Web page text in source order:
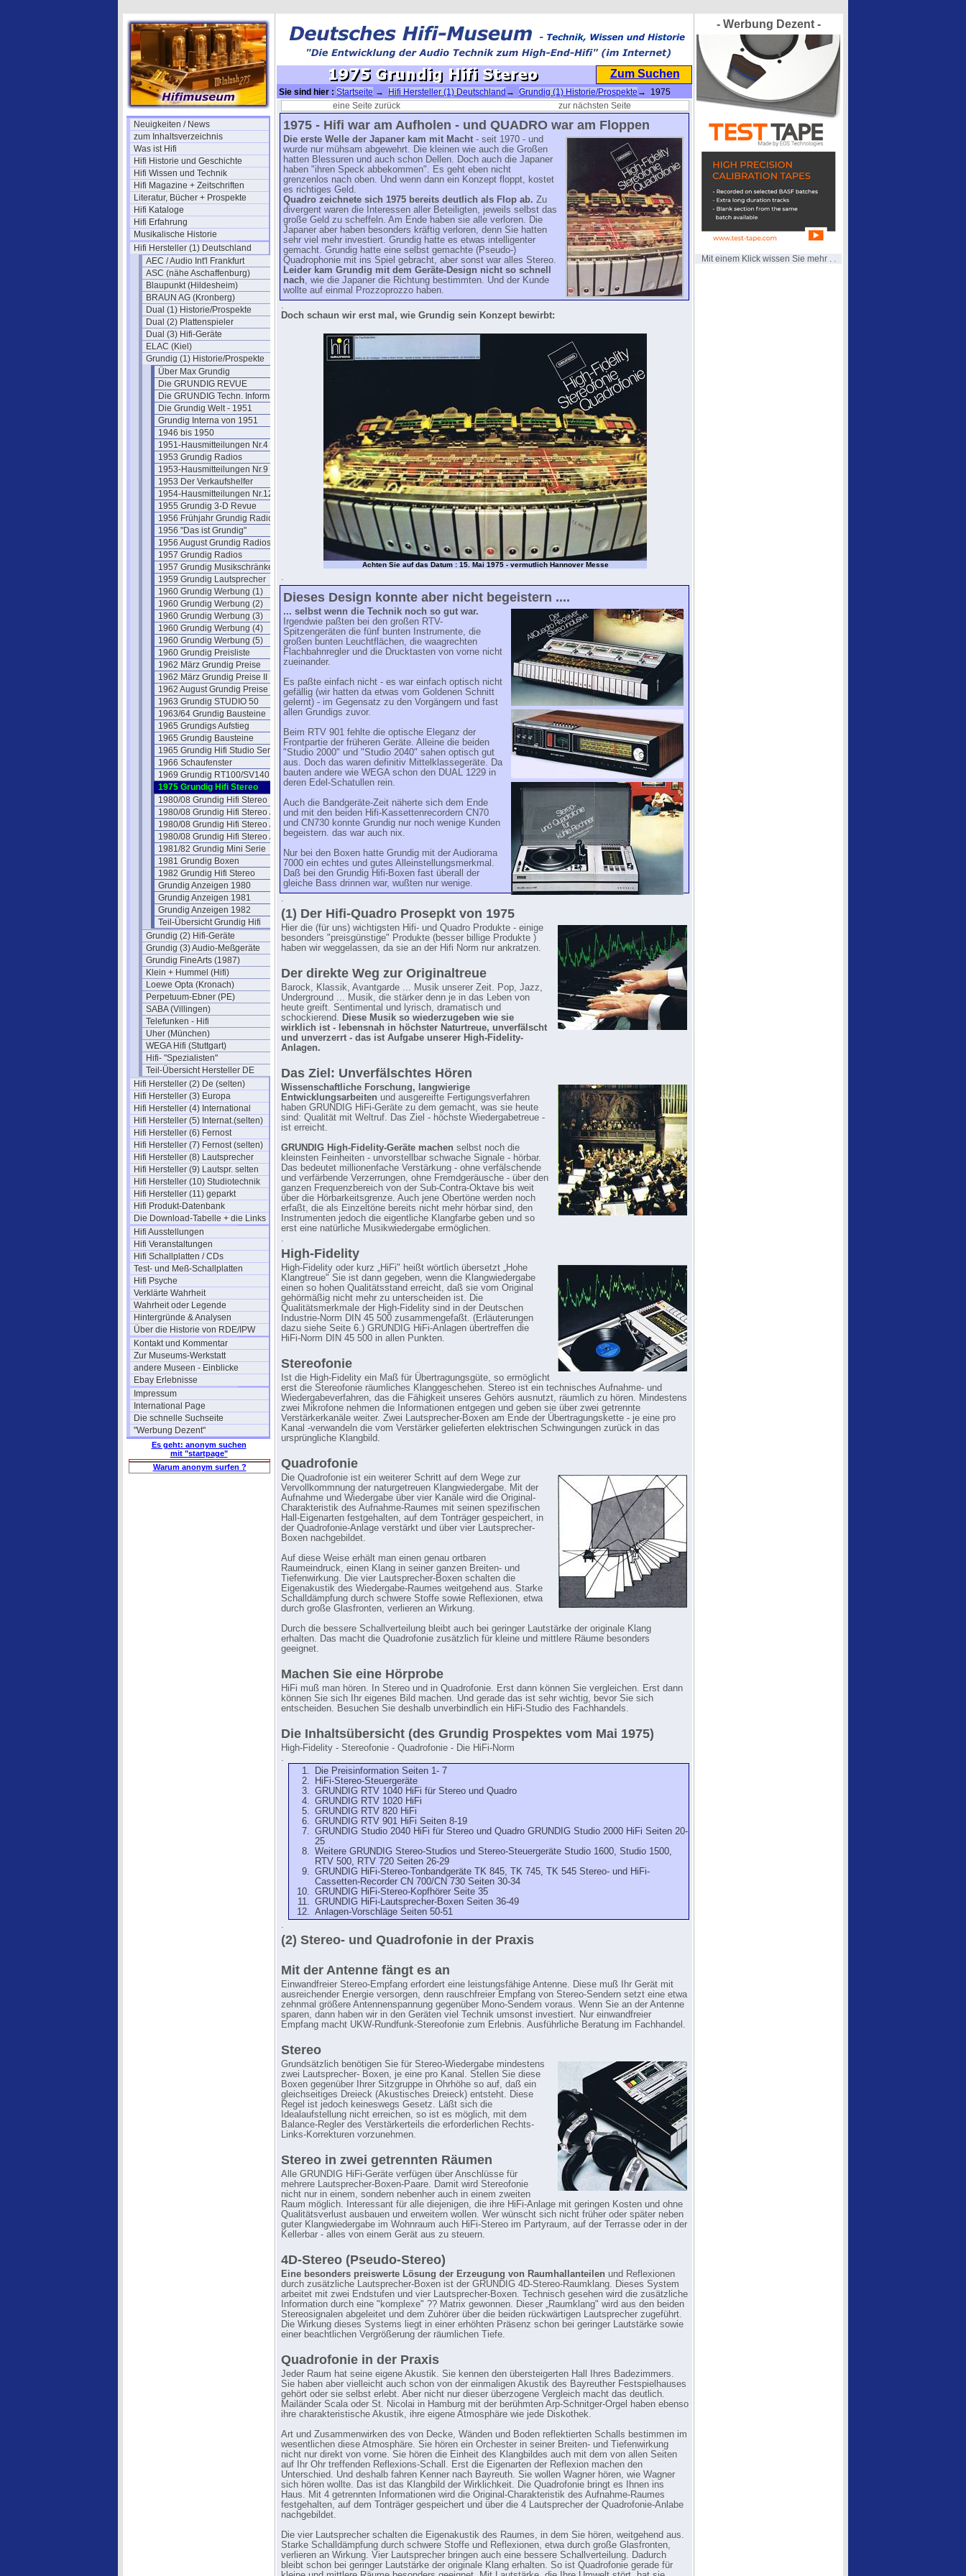
Neuigkeiten / News
zum Inhaltsverzeichnis
Was ist Hifi
Hifi Historie und Geschichte
Hifi Wissen und Technik
Hifi Magazine + Zeitschriften
Literatur, Bücher + Prospekte
Hifi Kataloge
Hifi Erfahrung
Musikalische Historie
Hifi Hersteller (1) Deutschland
AEC / Audio Int'l Frankfurt
ASC (nähe Aschaffenburg)
Blaupunkt (Hildesheim)
BRAUN AG (Kronberg)
Dual (1) Historie/Prospekte
Dual (2) Plattenspieler
Dual (3) Hifi-Geräte
ELAC (Kiel)
Grundig (1) Historie/Prospekte
Über Max Grundig
Die GRUNDIG REVUE
Die GRUNDIG Techn. Information
Die Grundig Welt - 1951
Grundig Interna von 1951
1946 bis 1950
1951-Hausmitteilungen Nr.4
1953 Grundig Radios
1953-Hausmitteilungen Nr.9
1953 Der Verkaufshelfer
1954-Hausmitteilungen Nr.12
1955 Grundig 3-D Revue
1956 Frühjahr Grundig Radios
1956 "Das ist Grundig"
1956 August Grundig Radios
1957 Grundig Radios
1957 Grundig Musikschränke
1959 Grundig Lautsprecher
1960 Grundig Werbung (1)
1960 Grundig Werbung (2)
1960 Grundig Werbung (3)
1960 Grundig Werbung (4)
1960 Grundig Werbung (5)
1960 Grundig Preisliste
1962 März Grundig Preise
1962 März Grundig Preise II
1962 August Grundig Preise
1963 Grundig STUDIO 50
1963/64 Grundig Bausteine
1965 Grundigs Aufstieg
1965 Grundig Bausteine
1965 Grundig Hifi Studio Serie
1966 Schaufenster
1969 Grundig RT100/SV140
1975 Grundig Hifi Stereo
1980/08 Grundig Hifi Stereo
1980/08 Grundig Hifi Stereo /2
1980/08 Grundig Hifi Stereo /3
1980/08 Grundig Hifi Stereo /4
1981/82 Grundig Mini Serie
1981 Grundig Boxen
1982 Grundig Hifi Stereo
Grundig Anzeigen 1980
Grundig Anzeigen 1981
Grundig Anzeigen 1982
Teil-Übersicht Grundig Hifi
Grundig (2) Hifi-Geräte
Grundig (3) Audio-Meßgeräte
Grundig FineArts (1987)
Klein + Hummel (Hifi)
Loewe Opta (Kronach)
Perpetuum-Ebner (PE)
SABA (Villingen)
Telefunken - Hifi
Uher (München)
WEGA Hifi (Stuttgart)
Hifi- "Spezialisten"
Teil-Übersicht Hersteller DE
Hifi Hersteller (2) De (selten)
Hifi Hersteller (3) Europa
Hifi Hersteller (4) International
Hifi Hersteller (5) Internat.(selten)
Hifi Hersteller (6) Fernost
Hifi Hersteller (7) Fernost (selten)
Hifi Hersteller (8) Lautsprecher
Hifi Hersteller (9) Lautspr. selten
Hifi Hersteller (10) Studiotechnik
Hifi Hersteller (11) geparkt
Hifi Produkt-Datenbank
Die Download-Tabelle + die Links
Hifi Ausstellungen
Hifi Veranstaltungen
Hifi Schallplatten / CDs
Test- und Meß-Schallplatten
Hifi Psyche
Verklärte Wahrheit
Wahrheit oder Legende
Hintergründe & Analysen
Über die Historie von RDE/IPW
Kontakt und Kommentar
Zur Museums-Werkstatt
andere Museen - Einblicke
Ebay Erlebnisse
Impressum
International Page
Die schnelle Suchseite
"Werbung Dezent"
Es geht: anonym suchen
mit "startpage"
Warum anonym surfen ?
Zum Suchen
Sie sind hier : Startseite → Hifi Hersteller (1) Deutschland → Grundig (1) Historie/Prospekte → 1975
Grundig Hifi Stereoeine Seite zurück zur nächsten Seite
1975 - Hifi war am Aufholen - und QUADRO war am Floppen
Die erste Welle der Japaner kam mit Macht - seit 1970 - und
wurde nur mühsam abgewehrt. Die kleinen wie auch die Großen
hatten Blessuren und auch schon Dellen. Doch auch die Japaner
haben "ihren Speck abbekommen". Es geht eben nicht
grenzenlos nach oben. Und wenn dann ein Konzept floppt, kostet
es richtiges Geld.
Quadro zeichnete sich 1975 bereits deutlich als Flop ab. Zu
divergent waren die Interessen aller Beteiligten, jeweils selbst das
große Geld zu scheffeln. Am Ende haben sie alle verloren. Die
Japaner aber haben besonders kräftig verloren, denn Sie hatten
sehr viel mehr investiert. Grundig hatte es etwas intelligenter
gemacht. Grundig hatte eine selbst gemachte (Pseudo-)
Quadrophonie mit ins Spiel gebracht, aber sonst war alles Stereo.
Leider kam Grundig mit dem Geräte-Design nicht so schnell
nach, wie die Japaner die Richtung bestimmten. Und der Kunde
wollte auf einmal Prozzoprozzo haben.
.
Doch schaun wir erst mal, wie Grundig sein Konzept bewirbt:
Achten Sie auf das Datum : 15. Mai 1975 - vermutlich Hannover Messe
.
Dieses Design konnte aber nicht begeistern ....
... selbst wenn die Technik noch so gut war.
Irgendwie paßten bei den großen RTV-
Spitzengeräten die fünf bunten Instrumente, die
großen bunten Leuchtflächen, die waagrechten
Flachbahnregler und die Drucktasten von vorne nicht
zueinander.
Es paßte einfach nicht - es war einfach optisch nicht
gefällig (wir hatten da etwas vom Goldenen Schnitt
gelernt) - im Gegensatz zu den Vorgängern und fast
allen Grundigs zuvor.
Beim RTV 901 fehlte die optische Eleganz der
Frontpartie der früheren Geräte. Alleine die beiden
"Studio 2000" und "Studio 2040" sahen optisch gut
aus. Doch das waren definitiv Mittelklassegeräte. Da
bauten andere wie WEGA schon den DUAL 1229 in
deren Edel-Schatullen rein.
Auch die Bandgeräte-Zeit näherte sich dem Ende
und mit den beiden Hifi-Kassettenrecordern CN70
und CN730 konnte Grundig nur noch wenige Kunden
begeistern. das war auch nix.
Nur bei den Boxen hatte Grundig mit der Audiorama
7000 ein echtes und gutes Alleinstellungsmerkmal.
Daß bei den Grundig Hifi-Boxen fast überall der
gleiche Bass drinnen war, wußten nur wenige.
.
(1) Der Hifi-Quadro Prosepkt von 1975
Hier die (für uns) wichtigsten Hifi- und Quadro Produkte - einige
besonders "preisgünstige" Produkte (besser billige Produkte )
haben wir weggelassen, da sie an der Hifi Norm nur ankratzen.
Der direkte Weg zur Originaltreue
Barock, Klassik, Avantgarde ... Musik unserer Zeit. Pop, Jazz,
Underground ... Musik, die stärker denn je in das Leben von
heute greift. Sentimental und lyrisch, dramatisch und
schockierend. Diese Musik so wiederzugeben wie sie
wirklich ist - lebensnah in höchster Naturtreue, unverfälscht
und unverzerrt - das ist Aufgabe unserer High-Fidelity-
Anlagen.
Das Ziel: Unverfälschtes Hören
Wissenschaftliche Forschung, langwierige
Entwicklungsarbeiten und ausgereifte Fertigungsverfahren
haben GRUNDIG HiFi-Geräte zu dem gemacht, was sie heute
sind: Qualität mit Weltruf. Das Ziel - höchste Wiedergabetreue -
ist erreicht.
GRUNDIG High-Fidelity-Geräte machen selbst noch die
kleinsten Feinheiten - unvorstellbar schwache Signale - hörbar.
Das bedeutet millionenfache Verstärkung - ohne verfälschende
und verfärbende Verzerrungen, ohne Fremdgeräusche - über den
ganzen Frequenzbereich von der Sub-Contra-Oktave bis weit
über die Hörbarkeitsgrenze. Auch jene Obertöne werden noch
erfaßt, die als Einzeltöne bereits nicht mehr hörbar sind, den
Instrumenten jedoch die eigentliche Klangfarbe geben und so
erst eine natürliche Musikwiedergabe ermöglichen.
.
High-Fidelity
High-Fidelity oder kurz „HiFi" heißt wörtlich übersetzt „Hohe
Klangtreue" Sie ist dann gegeben, wenn die Klangwiedergabe
einen so hohen Qualitätsstand erreicht, daß sie vom Original
gehörmäßig nicht mehr zu unterscheiden ist. Die
Qualitätsmerkmale der High-Fidelity sind in der Deutschen
Industrie-Norm DIN 45 500 zusammengefaßt. (Erläuterungen
dazu siehe Seite 6.) GRUNDIG HiFi-Anlagen übertreffen die
HiFi-Norm DIN 45 500 in allen Punkten.
Stereofonie
Ist die High-Fidelity ein Maß für Übertragungsgüte, so ermöglicht
erst die Stereofonie räumliches Klanggeschehen. Stereo ist ein technisches Aufnahme- und
Wiedergabeverfahren, das die Fähigkeit unseres Gehörs ausnutzt, räumlich zu hören. Mindestens
zwei Mikrofone nehmen die Informationen entgegen und geben sie über zwei getrennte
Verstärkerkanäle weiter. Zwei Lautsprecher-Boxen am Ende der Übertragungskette - je eine pro
Kanal -verwandeln die vom Verstärker gelieferten elektrischen Schwingungen zurück in das
ursprüngliche Klangbild.
Quadrofonie
Die Quadrofonie ist ein weiterer Schritt auf dem Wege zur
Vervollkommnung der naturgetreuen Klangwiedergabe. Mit der
Aufnahme und Wiedergabe über vier Kanäle wird die Original-
Charakteristik des Aufnahme-Raumes mit seinen spezifischen
Hall-Eigenarten festgehalten, auf dem Tonträger gespeichert, in
der Quadrofonie-Anlage verstärkt und über vier Lautsprecher-
Boxen nachgebildet.
Auf diese Weise erhält man einen genau ortbaren
Raumeindruck, einen Klang in seiner ganzen Breiten- und
Tiefenwirkung. Die vier Lautsprecher-Boxen schalten die
Eigenakustik des Wiedergabe-Raumes weitgehend aus. Starke
Schalldämpfung durch schwere Stoffe sowie Reflexionen, etwa
durch große Glasfronten, verlieren an Wirkung.
Durch die bessere Schallverteilung bleibt auch bei geringer Lautstärke der originale Klang
erhalten. Das macht die Quadrofonie zusätzlich für kleine und mittlere Räume besonders
geeignet.
Machen Sie eine Hörprobe
HiFi muß man hören. In Stereo und in Quadrofonie. Erst dann können Sie vergleichen. Erst dann
können Sie sich Ihr eigenes Bild machen. Und gerade das ist sehr wichtig, bevor Sie sich
entscheiden. Besuchen Sie deshalb unverbindlich ein HiFi-Studio des Fachhandels.
Die Inhaltsübersicht (des Grundig Prospektes vom Mai 1975)
High-Fidelity - Stereofonie - Quadrofonie - Die HiFi-Norm
.
Die Preisinformation Seiten 1- 7
HiFi-Stereo-Steuergeräte
GRUNDIG RTV 1040 HiFi für Stereo und Quadro
GRUNDIG RTV 1020 HiFi
GRUNDIG RTV 820 HiFi
GRUNDIG RTV 901 HiFi Seiten 8-19
GRUNDIG Studio 2040 HiFi für Stereo und Quadro GRUNDIG Studio 2000 HiFi Seiten 20-
25
Weitere GRUNDIG Stereo-Studios und Stereo-Steuergeräte Studio 1600, Studio 1500,
RTV 500, RTV 720 Seiten 26-29
GRUNDIG HiFi-Stereo-Tonbandgeräte TK 845, TK 745, TK 545 Stereo- und HiFi-
Cassetten-Recorder CN 700/CN 730 Seiten 30-34
GRUNDIG HiFi-Stereo-Kopfhörer Seite 35
GRUNDIG HiFi-Lautsprecher-Boxen Seiten 36-49
Anlagen-Vorschläge Seiten 50-51
.
(2) Stereo- und Quadrofonie in der Praxis
Mit der Antenne fängt es an
Einwandfreier Stereo-Empfang erfordert eine leistungsfähige Antenne. Diese muß Ihr Gerät mit
ausreichender Energie versorgen, denn rauschfreier Empfang von Stereo-Sendern setzt eine etwa
zehnmal größere Antennenspannung gegenüber Mono-Sendem voraus. Wenn Sie an der Antenne
sparen, dann haben wir in den Geräten viel Technik umsonst investiert. Nur einwandfreier
Empfang macht UKW-Rundfunk-Stereofonie zum Erlebnis. Ausführliche Beratung im Fachhandel.
Stereo
Grundsätzlich benötigen Sie für Stereo-Wiedergabe mindestens
zwei Lautsprecher- Boxen, je eine pro Kanal. Stellen Sie diese
Boxen gegenüber Ihrer Sitzgruppe in Ohrhöhe so auf, daß ein
gleichseitiges Dreieck (Akustisches Dreieck) entsteht. Diese
Regel ist jedoch keineswegs Gesetz. Läßt sich die
Idealaufstellung nicht erreichen, so ist es möglich, mit dem
Balance-Regler des Verstärkerteils die erforderlichen Rechts-
Links-Korrekturen vorzunehmen.
Stereo in zwei getrennten Räumen
Alle GRUNDIG HiFi-Geräte verfügen über Anschlüsse für
mehrere Lautsprecher-Boxen-Paare. Damit wird Stereofonie
nicht nur in einem, sondern nebenher auch in einem zweiten
Raum möglich. Interessant für alle diejenigen, die ihre HiFi-Anlage mit geringen Kosten und ohne
Qualitätsverlust ausbauen und erweitern wollen. Wer wünscht sich nicht früher oder später neben
guter Klangwiedergabe im Wohnraum auch HiFi-Stereo im Partyraum, auf der Terrasse oder in der
Kellerbar - alles von einem Gerät aus zu steuern.
4D-Stereo (Pseudo-Stereo)
Eine besonders preiswerte Lösung der Erzeugung von Raumhallanteilen und Reflexionen
durch zusätzliche Lautsprecher-Boxen ist der GRUNDIG 4D-Stereo-Raumklang. Dieses System
arbeitet mit zwei Endstufen und vier Lautsprecher-Boxen. Technisch gesehen wird die zusätzliche
Information durch eine "komplexe" ?? Matrix gewonnen. Dieser „Raumklang" wird aus den beiden
Stereosignalen abgeleitet und dem Zuhörer über die beiden rückwärtigen Lautsprecher zugeführt.
Die Wirkung dieses Systems liegt in einer erhöhten Präsenz schon bei geringer Lautstärke sowie
einer beachtlichen Vergrößerung der räumlichen Tiefe.
Quadrofonie in der Praxis
Jeder Raum hat seine eigene Akustik. Sie kennen den übersteigerten Hall Ihres Badezimmers.
Sie haben aber vielleicht auch schon von der einmaligen Akustik des Bayreuther Festspielhauses
gehört oder sie selbst erlebt. Aber nicht nur dieser überzogene Vergleich macht das deutlich.
Mailänder Scala oder St. Nicolai in Hamburg mit der berühmten Arp-Schnitger-Orgel haben ebenso
ihre charakteristische Akustik, ihre eigene Atmosphäre wie jede Diskothek.
Art und Zusammenwirken des von Decke, Wänden und Boden reflektierten Schalls bestimmen im
wesentlichen diese Atmosphäre. Sie hören ein Orchester in seiner Breiten- und Tiefenwirkung
nicht nur direkt von vorne. Sie hören die Einheit des Klangbildes auch mit dem von allen Seiten
auf Ihr Ohr treffenden Reflexions-Schall. Erst die Eigenarten der Reflexion machen den
Unterschied. Und deshalb fahren Kenner nach Bayreuth. Sie wollen Wagner hören, wie Wagner
sich hören wollte. Das ist das Klangbild der Wirklichkeit. Die Quadrofonie bringt es Ihnen ins
Haus. Mit 4 getrennten Informationen wird die Original-Charakteristik des Aufnahme-Raumes
festgehalten, auf dem Tonträger gespeichert und über die 4 Lautsprecher der Quadrofonie-Anlabe
nachgebildet.
Die vier Lautsprecher schalten die Eigenakustik des Raumes, in dem Sie hören, weitgehend aus.
Starke Schalldämpfung durch schwere Stoffe und Reflexionen, etwa durch große Glasfronten,
verlieren an Wirkung. Vier Lautsprecher bringen auch eine bessere Schallverteilung. Dadurch
bleibt schon bei geringer Lautstärke der originale Klang erhalten. So ist Quadrofonie gerade für
- Werbung Dezent -
Mit einem Klick wissen Sie mehr . .